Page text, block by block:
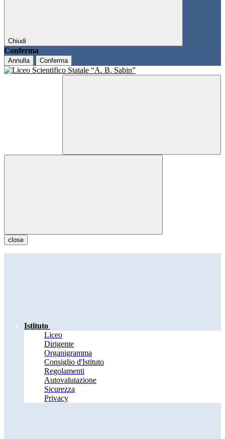
Chiudi
Conferma
Annulla Conferma
close
Istituto
Liceo
Dirigente
Organigramma
Consiglio d'Istituto
Regolamenti
Autovalutazione
Sicurezza
Privacy